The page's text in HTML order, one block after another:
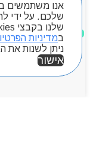
שלכם. על ידי
במדיניות
ניתן לשנות את
אישור
מוצרים שאהבתי